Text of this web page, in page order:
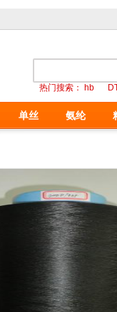
热门搜索： hb
单丝 氨纶